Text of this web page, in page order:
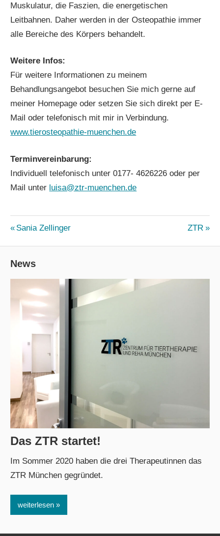
Muskulatur, die Faszien, die energetischen
Leitbahnen. Daher werden in der Osteopathie immer
alle Bereiche des Körpers behandelt.
Weitere Infos:
Für weitere Informationen zu meinem
Behandlungsangebot besuchen Sie mich gerne auf
meiner Homepage oder setzen Sie sich direkt per E-
Mail oder telefonisch mit mir in Verbindung.
www.tierosteopathie-muenchen.de
Terminvereinbarung:
Individuell telefonisch unter 0177- 4626226 oder per
Mail unter luisa@ztr-muenchen.de
LUISA
Beitrags-
Navigation
Vorheriger
Sania Zellinger
Nächster
ZTR
News
2. Januar 2021
admin
Das ZTR startet!
Im Sommer 2020 haben die drei Therapeutinnen das
ZTR München gegründet.
weiterlesen